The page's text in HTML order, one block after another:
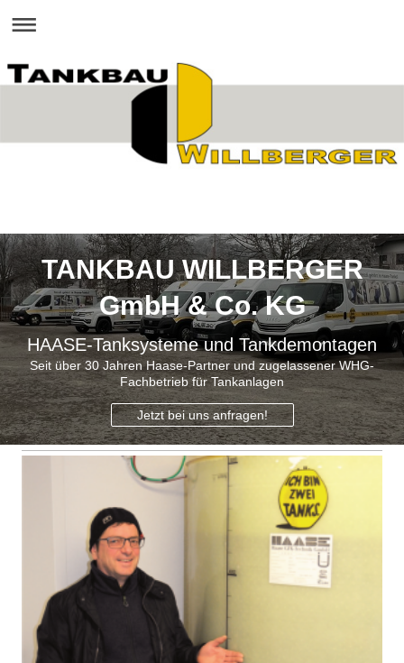
TANKBAU WILLBERGER
GmbH & Co. KG
HAASE-Tanksysteme und Tankdemontagen
Seit über 30 Jahren Haase-Partner und zugelassener WHG-
Fachbetrieb für Tankanlagen
Jetzt bei uns anfragen!